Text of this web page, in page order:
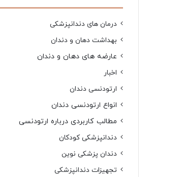
درمان های دندانپزشکی
بهداشت دهان و دندان
عارضه های دهان و دندان
اخبار
ارتودنسی دندان
انواع ارتودنسی دندان
مطالب کاربردی درباره ارتودنسی
دندانپزشکی کودکان
دندان پزشکی نوین
تجهیزات دندانپزشکی